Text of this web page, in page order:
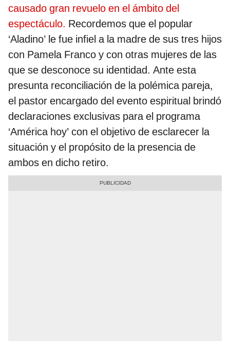
causado gran revuelo en el ámbito del
espectáculo. Recordemos que el popular
‘Aladino’ le fue infiel a la madre de sus tres hijos
con Pamela Franco y con otras mujeres de las
que se desconoce su identidad. Ante esta
presunta reconciliación de la polémica pareja,
el pastor encargado del evento espiritual brindó
declaraciones exclusivas para el programa
‘América hoy’ con el objetivo de esclarecer la
situación y el propósito de la presencia de
ambos en dicho retiro.